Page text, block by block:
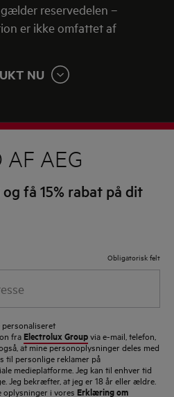
reservedelen –
er ikke omfattet af
NU
AF AEG
få 15% rabat på dit
Obligatorisk felt
personaliseret
fra Electrolux Groupvia e-mail, telefon,
at mine personoplysninger deles med
til personlige reklamer på
medieplatforme. Jeg kan til enhver tid
Jeg bekræfter, at jeg er 18 år eller ældre.
oplysninger i vores Erklæring om